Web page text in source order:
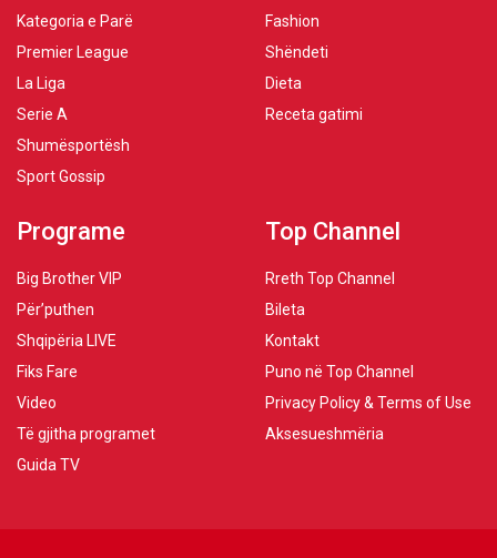
Kategoria e Parë
Premier League
La Liga
Serie A
Shumësportësh
Sport Gossip
Fashion
Shëndeti
Dieta
Receta gatimi
Programe
Big Brother VIP
Për’puthen
Shqipëria LIVE
Fiks Fare
Video
Të gjitha programet
Guida TV
Top Channel
Rreth Top Channel
Bileta
Kontakt
Puno në Top Channel
Privacy Policy & Terms of Use
Aksesueshmëria